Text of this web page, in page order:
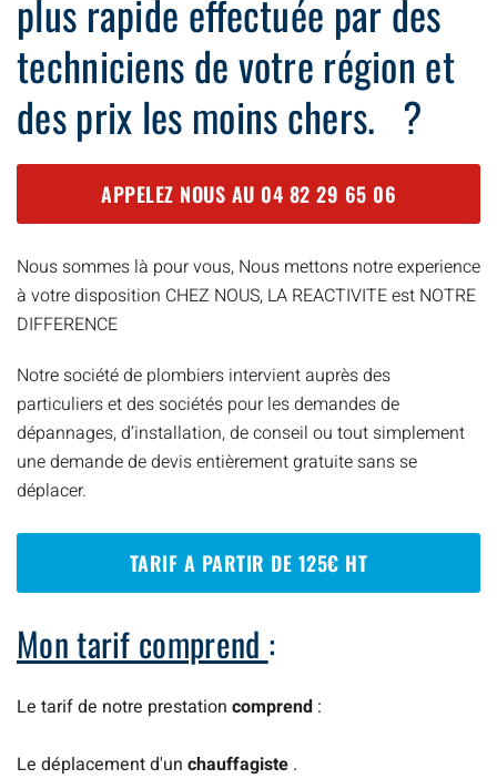
plus rapide effectuée par des
techniciens de votre région et
des prix les moins chers. ?
APPELEZ NOUS AU 04 82 29 65 06
Nous sommes là pour vous, Nous mettons notre experience
à votre disposition CHEZ NOUS, LA REACTIVITE est NOTRE
DIFFERENCE
Notre société de plombiers intervient auprès des
particuliers et des sociétés pour les demandes de
dépannages, d’installation, de conseil ou tout simplement
une demande de devis entièrement gratuite sans se
déplacer.
TARIF A PARTIR DE 125€ HT
Mon tarif comprend :
Le tarif de notre prestation comprend :
Le déplacement d'un chauffagiste .